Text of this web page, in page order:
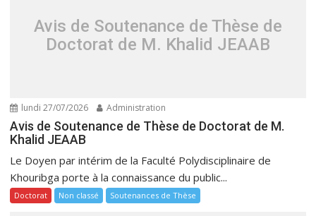
Avis de Soutenance de Thèse de
Doctorat de M. Khalid JEAAB
lundi 27/07/2026 Administration
Avis de Soutenance de Thèse de Doctorat de M.
Khalid JEAAB
Le Doyen par intérim de la Faculté Polydisciplinaire de
Khouribga porte à la connaissance du public...
Doctorat Non classé Soutenances de Thèse